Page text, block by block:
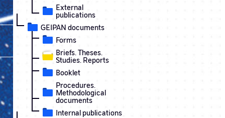
External
publications
GEIPAN documents
Forms
Briefs. Theses.
Studies. Reports
Booklet
Procedures.
Methodological
documents
Internal publications